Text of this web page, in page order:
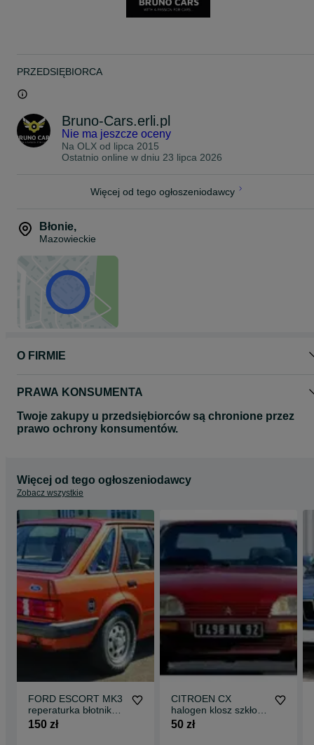
- zderzaki/ mocowania zderzaka
- wkłady lusterek zewnętrznych
- klocki i tarcze hamulcowe
ZAPRASZAMY DO NASZEGO SKLEPU INTERNETOWEGO, adres
w zakładce KONTAKT.
Skontaktuj się z nami i poznaj nasza pełną propozycję produktową
Przygotujemy dla Ciebie spersonalizowaną ofertę.
Z przyjemnością pomożemy w doborze odpowiednich
PRZEDSIĘBIORCA
Bruno-Cars.erli.pl
Nie ma jeszcze oceny
Na OLX od lipca 2015
Ostatnio online w dniu 23 lipca 2026
Więcej od tego ogłoszeniodawcy
Błonie,
Mazowieckie
O FIRMIE
PRAWA KONSUMENTA
Twoje zakupy u przedsiębiorców są chronione przez
prawo ochrony konsumentów.
Więcej od tego ogłoszeniodawcy
Zobacz wszystkie
FORD ESCORT MK3
reperaturka błotnika
prawy tył 4D 1980-
150 zł
CITROEN CX
halogen klosz szkło
75-89 ORYGINAŁ
50 zł